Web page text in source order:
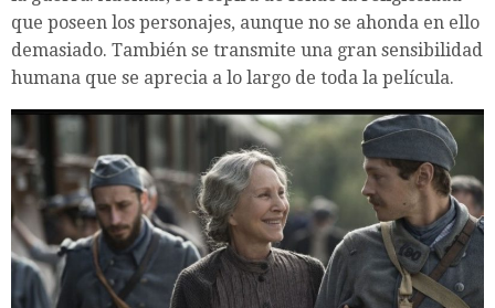
que poseen los personajes, aunque no se ahonda en ello
demasiado. También se transmite una gran sensibilidad
humana que se aprecia a lo largo de toda la película.